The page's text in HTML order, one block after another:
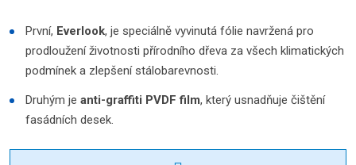
První, Everlook, je speciálně vyvinutá fólie navržená pro
prodloužení životnosti přírodního dřeva za všech klimatických
podmínek a zlepšení stálobarevnosti.
Druhým je anti-graffiti PVDF film, který usnadňuje čištění
fasádních desek.